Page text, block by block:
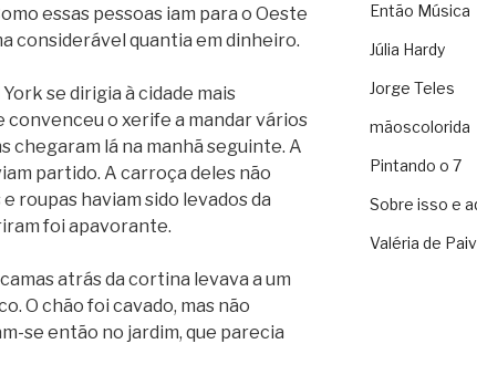
essas pessoas iam para o Oeste
considerável quantia em dinheiro.
se dirigia à cidade mais
convenceu o xerife a mandar vários
chegaram lá na manhã seguinte. A
partido. A carroça deles não
roupas haviam sido levados da
foi apavorante.
atrás da cortina levava a um
O chão foi cavado, mas não
se então no jardim, que parecia
Então Música
Júlia Hardy
Jorge Teles
mãoscolorida
Pintando o 7
Sobre isso e
Valéria de